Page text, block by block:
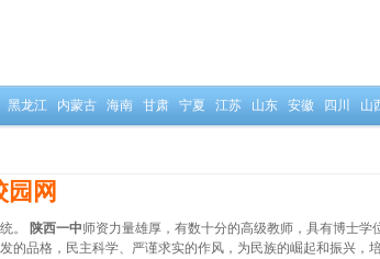
黑龙江 内蒙古 海南 甘肃 宁夏 江苏 山东 安徽 四川 山
网
。 陕西一中师资力量雄厚，有数十分的高级教师，具有博士学
的品格，民主科学、严谨求实的作风，为民族的崛起和振兴，